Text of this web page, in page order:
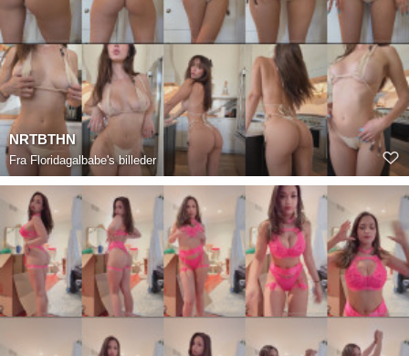
NRTBTHN
Fra Floridagalbabe's billeder